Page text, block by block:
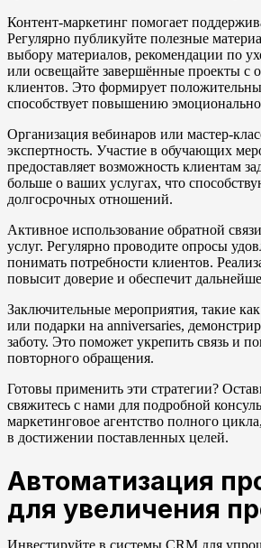
Контент-маркетинг помогает
Регулярно публикуйте полезные
выбору материалов, рекомендации по
или освещайте завершённые проекты с
клиентов. Это формирует
способствует повышению
Организация вебинаров или мастер-
экспертность. Участие в обучающих
предоставляет возможность клиентам
больше о ваших услугах, что
долгосрочных отношений.
Активное использование обратной
услуг. Регулярно проводите опросы
понимать потребности клиентов.
повысит доверие и обеспечит
Заключительные мероприятия, такие
или подарки на anniversaries,
заботу. Это поможет укрепить связь и
повторного обращения.
Готовы применить эти стратегии?
свяжитесь с нами для подробной
маркетинговое агентство полного
в достижении поставленных целей.
Автоматизация
для увеличения